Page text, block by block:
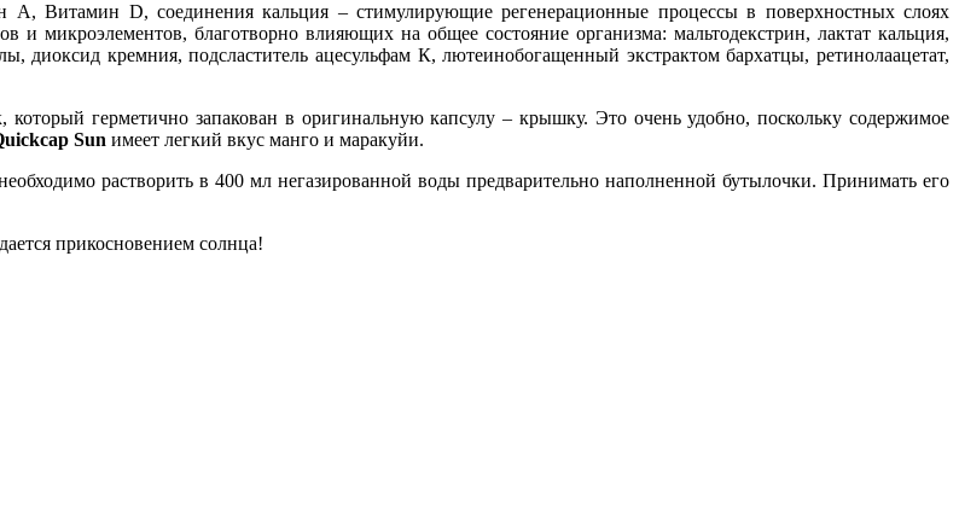
A, Витамин D, соединения кальция – стимулирующие регенерационные процессы в поверхностных слоях
и микроэлементов, благотворно влияющих на общее состояние организма: мальтодекстрин, лактат кальция,
диоксид кремния, подсластитель ацесульфам К, лютеинобогащенный экстрактом бархатцы, ретинолаацетат,
герметично запакован в оригинальную капсулу – крышку. Это очень удобно, поскольку содержимое
Sun имеет легкий вкус манго и маракуйи.
растворить в 400 мл негазированной воды предварительно наполненной бутылочки. Принимать его
прикосновением солнца!